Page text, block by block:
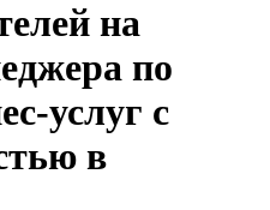
на
по
услуг с
в